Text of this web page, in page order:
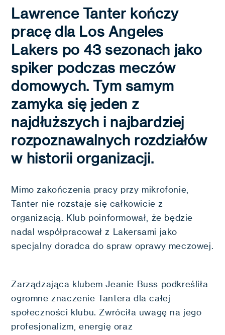
Lawrence Tanter kończy
pracę dla Los Angeles
Lakers po 43 sezonach jako
spiker podczas meczów
domowych. Tym samym
zamyka się jeden z
najdłuższych i najbardziej
rozpoznawalnych rozdziałów
w historii organizacji.
Mimo zakończenia pracy przy mikrofonie,
Tanter nie rozstaje się całkowicie z
organizacją. Klub poinformował, że będzie
nadal współpracował z Lakersami jako
specjalny doradca do spraw oprawy meczowej.
Zarządzająca klubem Jeanie Buss podkreśliła
ogromne znaczenie Tantera dla całej
społeczności klubu. Zwróciła uwagę na jego
profesjonalizm, energię oraz